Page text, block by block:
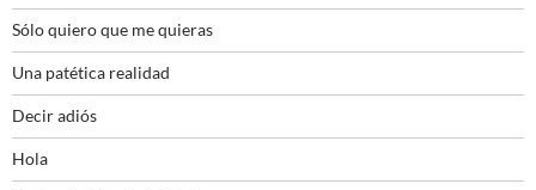
Sólo quiero que me quieras
Una patética realidad
Decir adiós
Hola